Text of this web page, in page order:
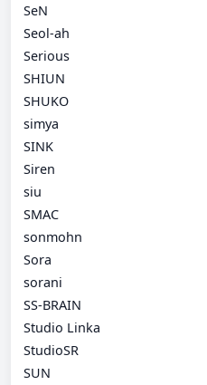
SeN
Seol-ah
Serious
SHIUN
SHUKO
simya
SINK
Siren
siu
SMAC
sonmohn
Sora
sorani
SS-BRAIN
Studio Linka
StudioSR
SUN